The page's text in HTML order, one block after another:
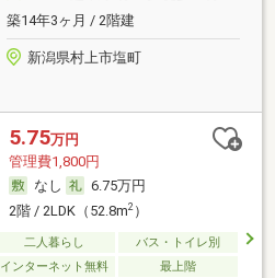
築14年3ヶ月 / 2階建
新潟県村上市塩町
5.75万円
管理費1,800円
なし
6.75万円
2階 / 2LDK（52.8m2）
二人暮らし
バス・トイレ別
インターネット無料 最上階